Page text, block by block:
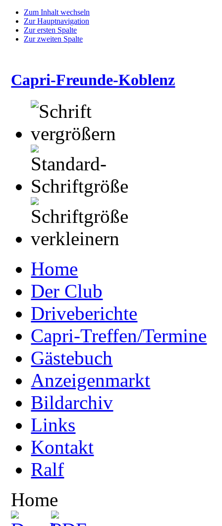
Zum Inhalt wechseln
Zur Hauptnavigation
Zur ersten Spalte
Zur zweiten Spalte
Capri-Freunde-Koblenz
Home
Der Club
Driveberichte
Capri-Treffen/Termine
Gästebuch
Anzeigenmarkt
Bildarchiv
Links
Kontakt
Ralf
Home